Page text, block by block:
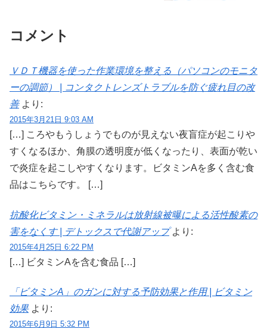
コメント
ＶＤＴ機器を使った作業環境を整える（パソコンのモニタ
ーの調節） | コンタクトレンズトラブルを防ぐ疲れ目の改
善 より:
2015年3月21日 9:03 AM
[…] ころやもうしょうでものが見えない夜盲症が起こりや
すくなるほか、角膜の透明度が低くなったり、表面が乾い
で炎症を起こしやすくなります。ビタミンAを多く含む食
品はこちらです。 […]
抗酸化ビタミン・ミネラルは放射線被曝による活性酸素の
害をなくす | デトックスで代謝アップ より:
2015年4月25日 6:22 PM
[…] ビタミンAを含む食品 […]
「ビタミンA」のガンに対する予防効果と作用 | ビタミン
効果 より:
2015年6月9日 5:32 PM